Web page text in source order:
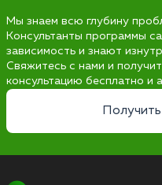
Мы знаем всю глубину
Консультанты программы
зависимость и знают
Свяжитесь с нами и
консультацию бесплатно и